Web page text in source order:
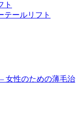
ト
テールリフト
女性のための薄毛治